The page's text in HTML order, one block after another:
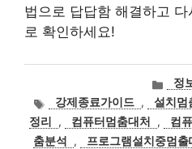
법으로 답답함 해결하고
로 확인하세요!
카
테
고
리
정
태
그
강제종료가이드 , 설치멈
정리
, 컴퓨터멈춤대처 , 컴
춤분석
, 프로그램설치중멈